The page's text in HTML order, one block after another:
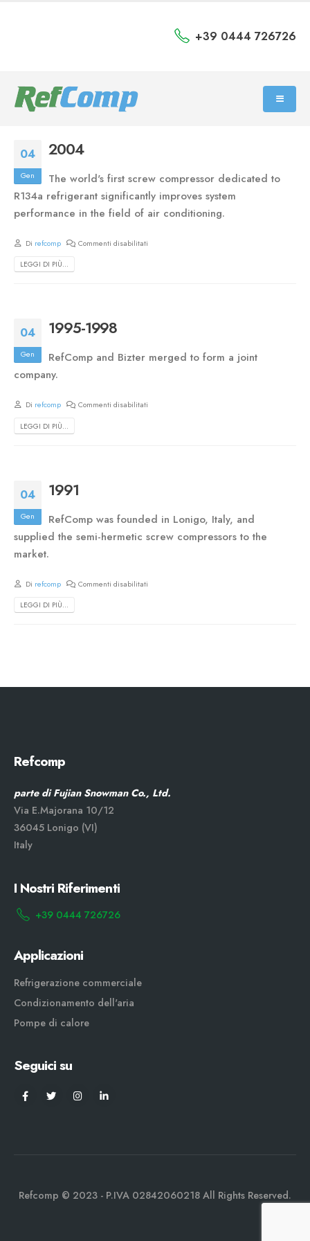
+39 0444 726726
04
Gen
2004
The world's first screw compressor dedicated to
R134a refrigerant significantly improves system
performance in the field of air conditioning.
Di refcomp Commenti disabilitati
LEGGI DI PIÙ...
04
Gen
1995-1998
RefComp and Bizter merged to form a joint
company.
Di refcomp Commenti disabilitati
LEGGI DI PIÙ...
04
Gen
1991
RefComp was founded in Lonigo, Italy, and
supplied the semi-hermetic screw compressors to the
market.
Di refcomp Commenti disabilitati
LEGGI DI PIÙ...
Refcomp
parte di Fujian Snowman Co., Ltd.
Via E.Majorana 10/12
36045 Lonigo (VI)
Italy
I Nostri Riferimenti
+39 0444 726726
Applicazioni
Refrigerazione commerciale
Condizionamento dell'aria
Pompe di calore
Seguici su
Refcomp © 2023 - P.IVA 02842060218 All Rights Reserved.